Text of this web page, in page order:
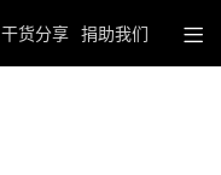
干货分享 捐助我们